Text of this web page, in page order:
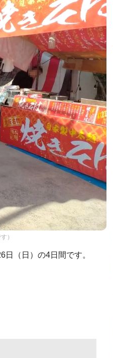
）
（日）の4日間です。